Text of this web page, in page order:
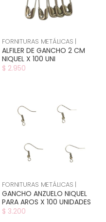
FORNITURAS METÁLICAS |
ALFILER DE GANCHO 2 CM
NIQUEL X 100 UNI
$ 2.950
FORNITURAS METÁLICAS |
GANCHO ANZUELO NIQUEL
PARA AROS X 100 UNIDADES
$ 3.200